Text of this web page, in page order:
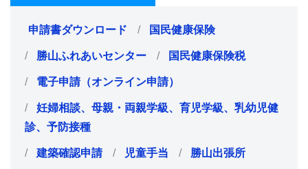
申請書ダウンロード 国民健康保険
勝山ふれあいセンター 国民健康保険税
電子申請（オンライン申請）
妊婦相談、母親・両親学級、育児学級、乳幼児健
診、予防接種
建築確認申請 児童手当 勝山出張所